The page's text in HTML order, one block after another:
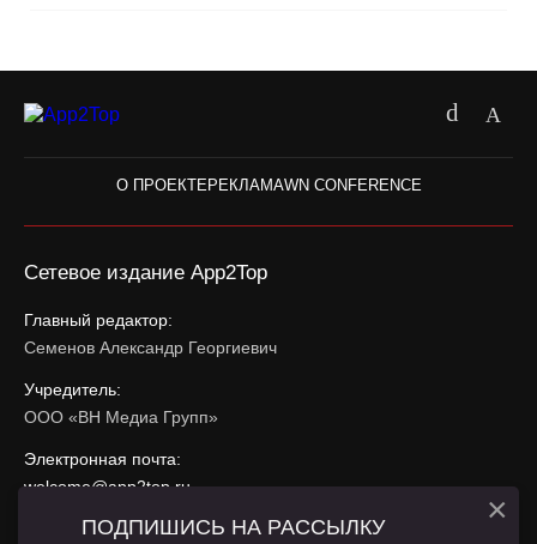
О ПРОЕКТЕ РЕКЛАМАWN CONFERENCE
Сетевое издание App2Top
Главный редактор:
Семенов Александр Георгиевич
Учредитель:
ООО «ВН Медиа Групп»
Электронная почта:
welcome@app2top.ru
ПОДПИШИСЬ НА РАССЫЛКУ ×